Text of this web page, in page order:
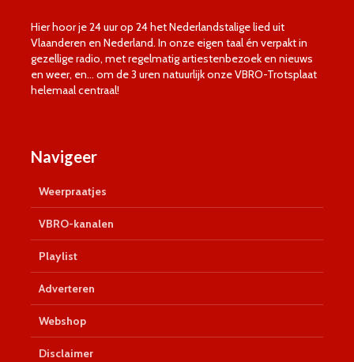
Hier hoor je 24 uur op 24 het Nederlandstalige lied uit
Vlaanderen en Nederland. In onze eigen taal én verpakt in
gezellige radio, met regelmatig artiestenbezoek en nieuws
en weer, en… om de 3 uren natuurlijk onze VBRO-Trotsplaat
helemaal centraal!
Navigeer
Weerpraatjes
VBRO-kanalen
Playlist
Adverteren
Webshop
Disclaimer